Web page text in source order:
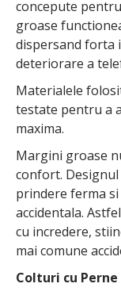
concepute
groase
dispersand forta
deteriorare a
Materialele
testate pentru a
maxima.
Margini groase
confort. Designul
prindere ferma
accidentala.
cu incredere,
mai comune
Colturi cu Perne